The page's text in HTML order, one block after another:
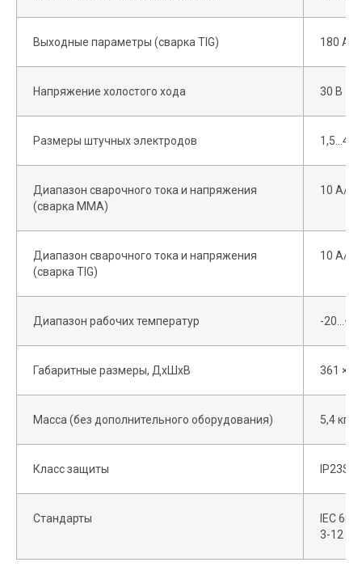
Выходные параметры (сварка TIG) 180 А/
Напряжение холостого хода 30 В
Размеры штучных электродов
Диапазон сварочного тока и напряжения
(сварка MMA)
10 А/
Диапазон сварочного тока и напряжения
(сварка TIG)
10 А/
Диапазон рабочих температур -
Габаритные размеры, ДхШхВ 361 ×
Масса (без дополнительного оборудования) 5,4 кг
Класс защиты IP23S
Стандарты
IEC
3-12
Документы для скачивания
Технические спецификации
оборудования